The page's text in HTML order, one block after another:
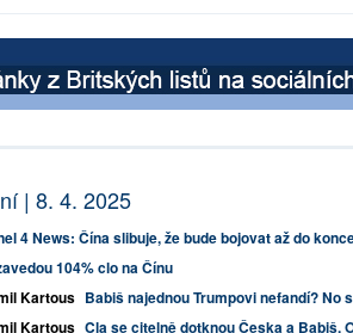
| 8. 4. 2025
4 News: Čína slibuje, že bude bojovat až do
104% clo na Čínu
Kartous Babiš najednou Trumpovi nefandí? No
Kartous Cla se citelně dotknou Česka a Babiš,